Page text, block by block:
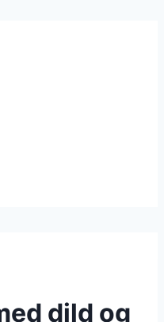
dild og